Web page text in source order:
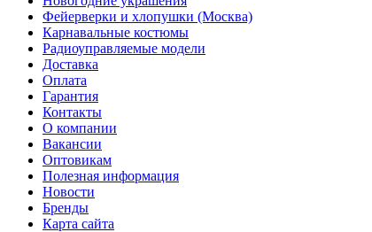
Фейерверки и хлопушки (Москва)
Карнавальные костюмы
Радиоуправляемые модели
Доставка
Оплата
Гарантия
Контакты
О компании
Вакансии
Оптовикам
Полезная информация
Новости
Бренды
Карта сайта